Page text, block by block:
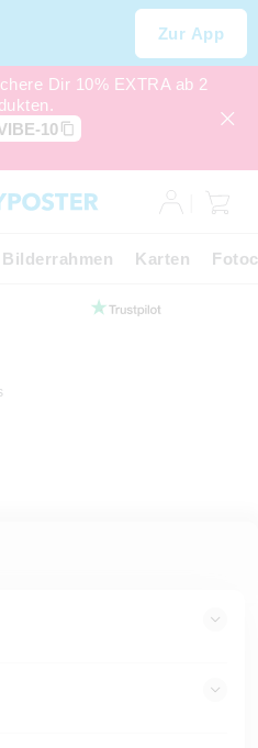
Zur App
Dir 10% EXTRA ab 2
10
Bilderrahmen Karten